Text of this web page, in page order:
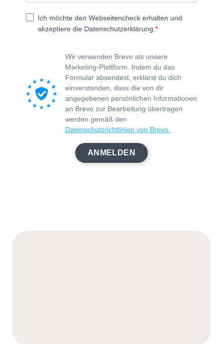
Ich möchte den Webseitencheck erhalten und
akzeptiere die Datenschutzerklärung.
Wir verwenden Brevo als unsere
Marketing-Plattform. Indem du das
Formular absendest, erklärst du dich
einverstanden, dass die von dir
angegebenen persönlichen Informationen
an Brevo zur Bearbeitung übertragen
werden gemäß den
Datenschutzrichtlinien von Brevo.
ANMELDEN